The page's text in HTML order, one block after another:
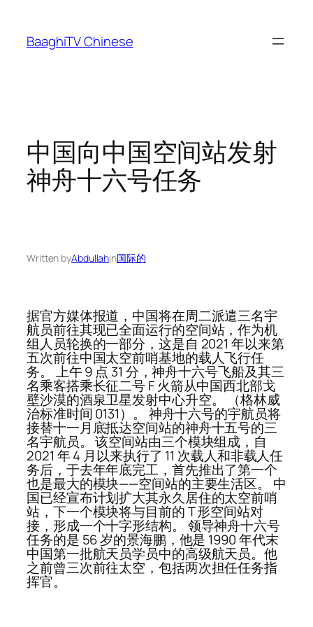
content
BaaghiTV Chinese
中国向中国空间站发射
神舟十六号任务
Written byAbdullahin国际的
据官方媒体报道，中国将在周二派遣三名宇
航员前往其现已全面运行的空间站，作为机
组人员轮换的一部分，这是自 2021 年以来第
五次前往中国太空前哨基地的载人飞行任
务。 上午 9 点 31 分，神舟十六号飞船及其三
名乘客搭乘长征二号 F 火箭从中国西北部戈
壁沙漠的酒泉卫星发射中心升空。 （格林威
治标准时间 0131）。 神舟十六号的宇航员将
接替十一月底抵达空间站的神舟十五号的三
名宇航员。 该空间站由三个模块组成，自
2021 年 4 月以来执行了 11 次载人和非载人任
务后，于去年年底完工，首先推出了第一个
也是最大的模块——空间站的主要生活区。 中
国已经宣布计划扩大其永久居住的太空前哨
站，下一个模块将与目前的 T 形空间站对
接，形成一个十字形结构。 领导神舟十六号
任务的是 56 岁的景海鹏，他是 1990 年代末
中国第一批航天员学员中的高级航天员。他
之前曾三次前往太空，包括两次担任任务指
挥官。